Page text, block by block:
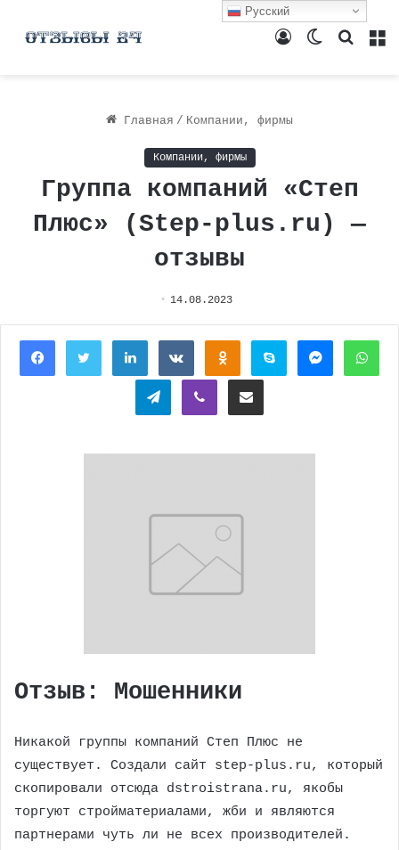
Поиск
Switch
Войти
Главная / Компании, фирмы
Компании, фирмы
Группа компаний «Степ
Плюс» (Step-plus.ru) —
отзывы
14.08.2023
FacebookTwitterLinkedInВконтактеОдноклассники
Skype Messenger
TelegramViber Поделиться через электронную почту
Отзыв: Мошенники
Никакой группы компаний Степ Плюс не
существует. Создали сайт step-plus.ru, который
скопировали отсюда dstroistrana.ru, якобы
торгуют стройматериалами, жби и являются
партнерами чуть ли не всех производителей.
Русский